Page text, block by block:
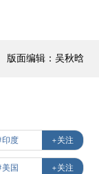
版面编辑：吴秋晗
度 +关注
国 +关注